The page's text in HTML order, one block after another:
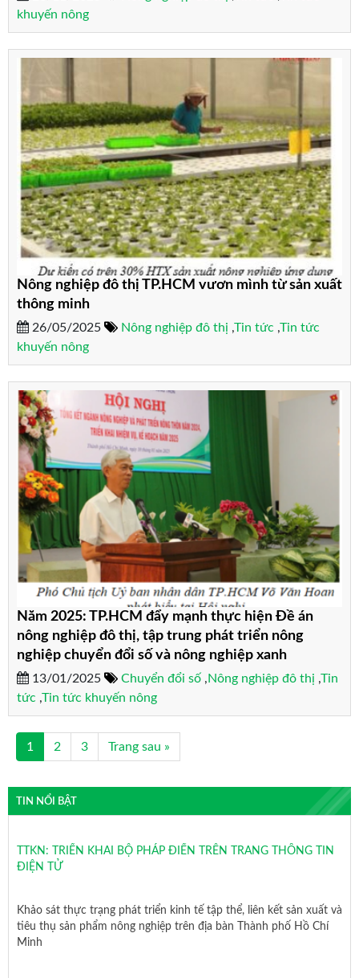
khuyến nông
Nông nghiệp đô thị TP.HCM vươn mình từ sản xuất
thông minh
26/05/2025 Nông nghiệp đô thị ,Tin tức ,Tin tức
khuyến nông
Năm 2025: TP.HCM đẩy mạnh thực hiện Đề án
nông nghiệp đô thị, tập trung phát triển nông
nghiệp chuyển đổi số và nông nghiệp xanh
13/01/2025 Chuyển đổi số ,Nông nghiệp đô thị ,Tin
tức ,Tin tức khuyến nông
1 2 3 Trang sau »
TIN NỔI BẬT
TTKN: TRIỂN KHAI BỘ PHÁP ĐIỂN TRÊN TRANG THÔNG TIN
ĐIỆN TỬ
Khảo sát thực trạng phát triển kinh tế tập thể, liên kết sản xuất và
tiêu thụ sản phẩm nông nghiệp trên địa bàn Thành phố Hồ Chí
Minh